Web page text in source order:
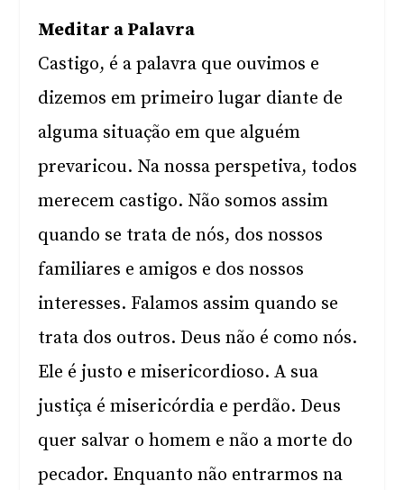
Meditar a Palavra
Castigo, é a palavra que ouvimos e
dizemos em primeiro lugar diante de
alguma situação em que alguém
prevaricou. Na nossa perspetiva, todos
merecem castigo. Não somos assim
quando se trata de nós, dos nossos
familiares e amigos e dos nossos
interesses. Falamos assim quando se
trata dos outros. Deus não é como nós.
Ele é justo e misericordioso. A sua
justiça é misericórdia e perdão. Deus
quer salvar o homem e não a morte do
pecador. Enquanto não entrarmos na